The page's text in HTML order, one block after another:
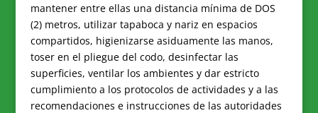
mantener entre ellas una distancia mínima de DOS
(2) metros, utilizar tapaboca y nariz en espacios
compartidos, higienizarse asiduamente las manos,
toser en el pliegue del codo, desinfectar las
superficies, ventilar los ambientes y dar estricto
cumplimiento a los protocolos de actividades y a las
recomendaciones e instrucciones de las autoridades